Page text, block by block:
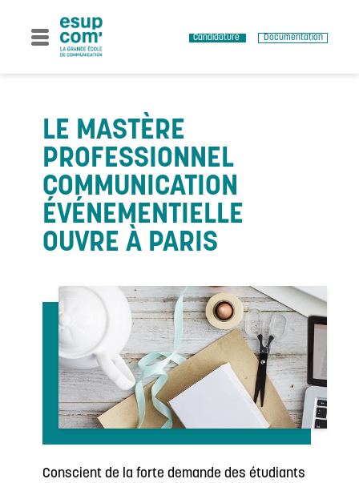
content
Candidature Documentation
LE MASTÈRE
PROFESSIONNEL
COMMUNICATION
ÉVÉNEMENTIELLE
OUVRE À PARIS
Conscient de la forte demande des étudiants